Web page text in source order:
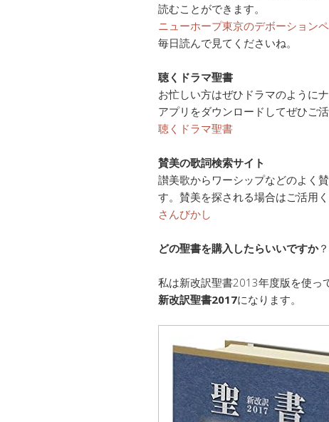
読むことができます。
ニューホープ東京のデボーション
毎日読んで見てくださいね。
聴くドラマ聖書
お忙しい方はぜひドラマのように
アプリをダウンロードしてぜひご活
聴くドラマ聖書
賛美の歌詞検索サイト
讃美歌からワーシップなどのよく
す。賛美を探される場合はご活用く
さんびかし
どの聖書を購入したらいいですか？
私は新改訳聖書2013年度版を使っ
新改訳聖書2017になります。